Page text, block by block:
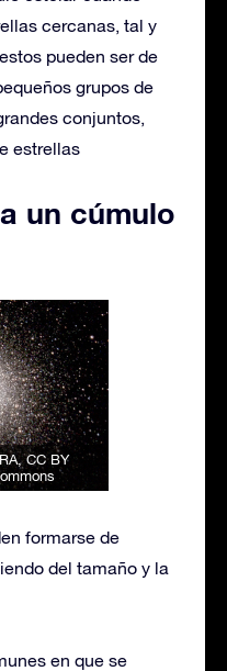
cercanas, tal y
pueden ser de
grupos de
conjuntos,
estrellas
un cúmulo
,CC BY
formarse de
del tamaño y la
en que se